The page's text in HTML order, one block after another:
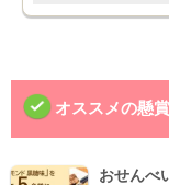
オススメの懸賞
おせんべ